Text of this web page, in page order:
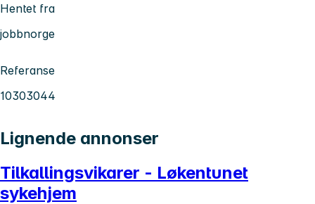
Hentet fra
jobbnorge
Referanse
10303044
Lignende annonser
Tilkallingsvikarer - Løkentunet
sykehjem